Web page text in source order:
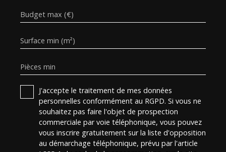
Budget max (€)
Surface min (m²)
Pièces min
J'accepte le traitement de mes données
personnelles conformément au RGPD. Si vous ne
souhaitez pas faire l'objet de prospection
commerciale par voie téléphonique, vous pouvez
vous inscrire gratuitement sur la liste d'opposition
au démarchage téléphonique, prévu par l'article